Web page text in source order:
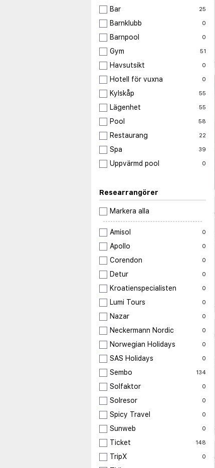
Bar 25
Barnklubb 0
Barnpool 0
Gym 51
Havsutsikt 0
Hotell för vuxna 0
Kylskåp 55
Lägenhet 55
Pool 58
Restaurang 22
Spa 39
Uppvärmd pool 0
Researrangörer
Markera alla
Amisol 0
Apollo 0
Corendon 0
Detur 0
Kroatienspecialisten 0
Lumi Tours 0
Nazar 0
Neckermann Nordic 0
Norwegian Holidays 0
SAS Holidays 0
Sembo 134
Solfaktor 0
Solresor 0
Spicy Travel 0
Sunweb 0
Ticket 148
TripX 0